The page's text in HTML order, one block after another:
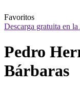
Favoritos
Descarga gratuita en
Pedro
Bárbaras